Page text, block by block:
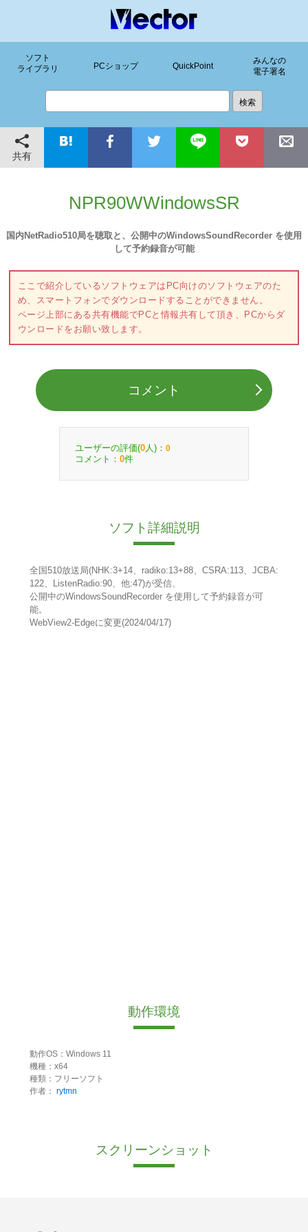
ソフト
ライブラリ
PCショップ QuickPoint
みんなの
電子署名
共有
NPR90WWindowsSR
国内NetRadio510局を聴取と、公開中のWindowsSoundRecorder を使用
して予約録音が可能
ここで紹介しているソフトウェアはPC向けのソフトウェアのた
め、スマートフォンでダウンロードすることができません。
ページ上部にある共有機能でPCと情報共有して頂き、PCからダ
ウンロードをお願い致します。
コメント
ユーザーの評価(0 人)： 0
コメント： 0件
ソフト詳細説明
全国510放送局(NHK:3+14、radiko:13+88、CSRA:113、JCBA:
122、ListenRadio:90、他:47)が受信、
公開中のWindowsSoundRecorder を使用して予約録音が可
能。
WebView2-Edgeに変更(2024/04/17)
動作環境
動作OS：Windows 11
機種：x64
種類：フリーソフト
作者： rytmn
スクリーンショット